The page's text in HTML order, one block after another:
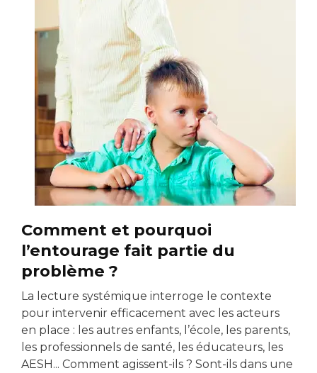
Comment et pourquoi
l’entourage fait partie du
problème ?
La lecture systémique interroge le contexte
pour intervenir efficacement avec les acteurs
en place : les autres enfants, l’école, les parents,
les professionnels de santé, les éducateurs, les
AESH... Comment agissent-ils ? Sont-ils dans une